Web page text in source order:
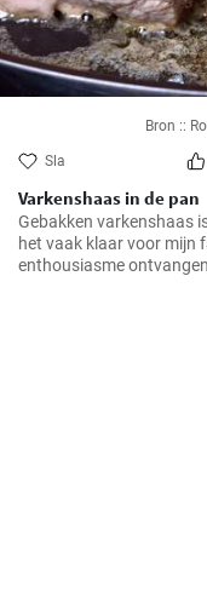
Bron ::
Sla
Varkenshaas in de pan
Gebakken varkenshaas
het vaak klaar voor mijn
enthousiasme